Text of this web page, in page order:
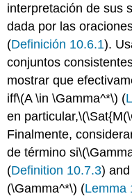
interpretación de sus
dada por las
(Definición 10.6.1).
conjuntos
mostrar que
iff\(A \in \Gamma^*\) (
en particular,
Finalmente,
de término si
(Definition 10.7.3)
(\Gamma^*\) (Lemma